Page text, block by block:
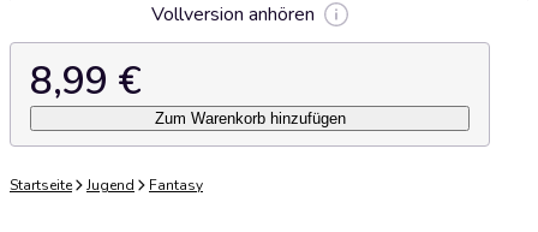
Vollversion anhören
8,99 €
Zum Warenkorb hinzufügen
Startseite Jugend Fantasy